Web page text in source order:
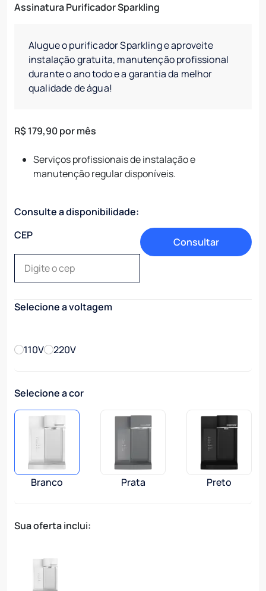
Assinatura Purificador Sparkling
Alugue o purificador Sparkling e aproveite
instalação gratuita, manutenção profissional
durante o ano todo e a garantia da melhor
qualidade de água!
R$ 179,90por mês
Serviços profissionais de instalação e
manutenção regular disponíveis.
Consulte a disponibilidade:
CEP
Selecione a voltagem
110V 220V
Selecione a cor
Imagem
Branco
Imagem
Prata
Imagem
Preto
Sua oferta inclui: